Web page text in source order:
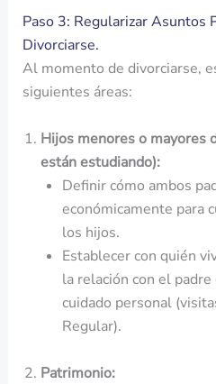
Paso 3: Regularizar Asuntos
Divorciarse.
Al momento de divorciarse,
siguientes áreas:
Hijos menores o mayores
están estudiando):
Definir cómo ambos
económicamente para
los hijos.
Establecer con quién
la relación con el
cuidado personal
Regular).
Patrimonio: